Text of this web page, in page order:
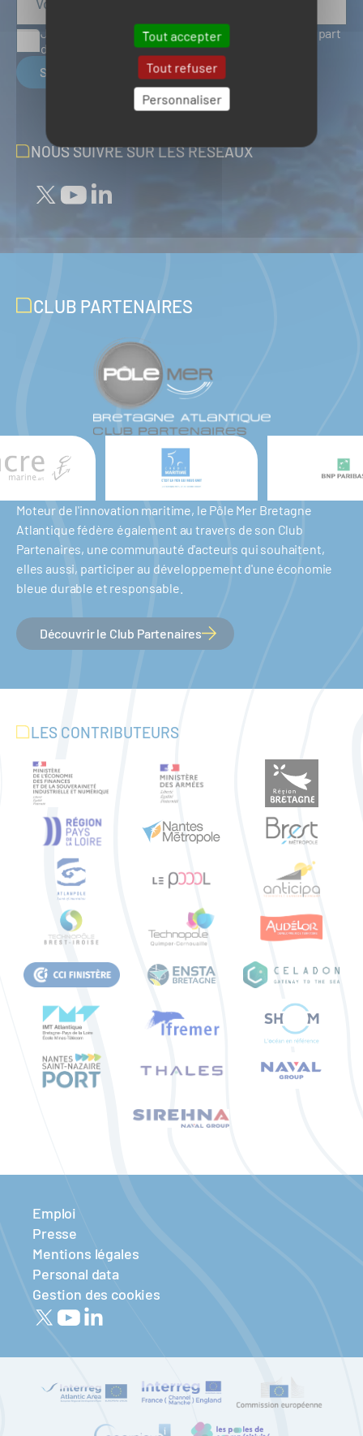
Tout accepter
Tout refuser
Personnaliser
J'accepte de recevoir des articles d'actualité de la part
du Pôle Mer Bretagne Atlantique
S'inscrire
NOUS SUIVRE SUR LES RÉSEAUX
CLUB PARTENAIRES
Moteur de l'innovation maritime, le Pôle Mer Bretagne
Atlantique fédère également au travers de son Club
Partenaires, une communauté d'acteurs qui souhaitent,
elles aussi, participer au développement d'une économie
bleue durable et responsable.
Découvrir le Club Partenaires
LES CONTRIBUTEURS
Emploi
Presse
Mentions légales
Personal data
Gestion des cookies